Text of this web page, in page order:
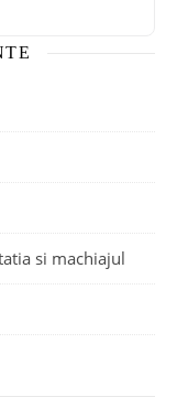
si machiajul